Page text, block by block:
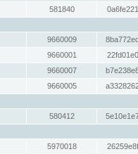
581840
9660009
9660001
9660007
9660005
580412
5970018